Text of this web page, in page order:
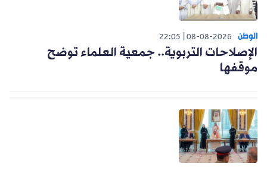
الوطن 08-08-2026
22:05
الإصلاحات التربوية.. جمعية العلماء توضح
موقفها